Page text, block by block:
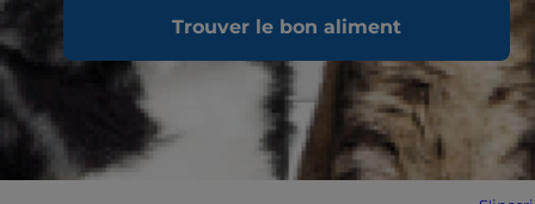
Trouver le bon aliment